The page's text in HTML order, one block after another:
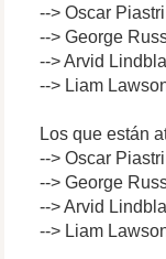
--> Oscar
--> George
--> Arvid
--> Liam
Los que están
--> Oscar
--> George
--> Arvid
--> Liam